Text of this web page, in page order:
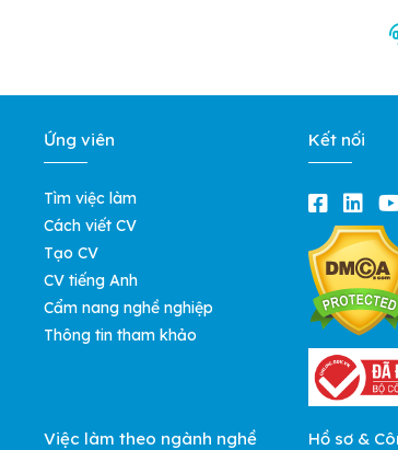
Ứng viên
Tìm việc làm
Cách viết CV
Tạo CV
CV tiếng Anh
Cẩm nang nghề nghiệp
Thông tin tham khảo
Kết nối
Việc làm theo ngành nghề Hồ sơ &